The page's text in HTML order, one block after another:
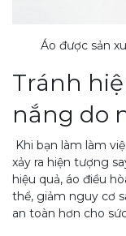
Áo được sản
Tránh
nắng do
Khi bạn làm làm
xảy ra hiện tượng
hiệu quả, áo điều
thể, giảm nguy cơ
an toàn hơn cho